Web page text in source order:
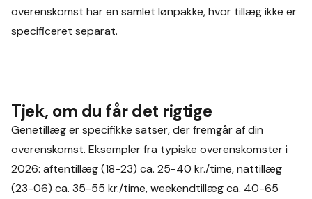
overenskomst har en samlet lønpakke, hvor tillæg ikke er
specificeret separat.
Tjek, om du får det rigtige
Genetillæg er specifikke satser, der fremgår af din
overenskomst. Eksempler fra typiske overenskomster i
2026: aftentillæg (18-23) ca. 25-40 kr./time, nattillæg
(23-06) ca. 35-55 kr./time, weekendtillæg ca. 40-65